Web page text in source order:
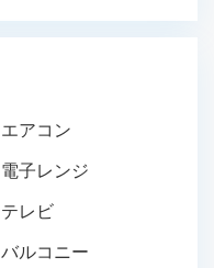
エアコン
電子レンジ
テレビ
バルコニー